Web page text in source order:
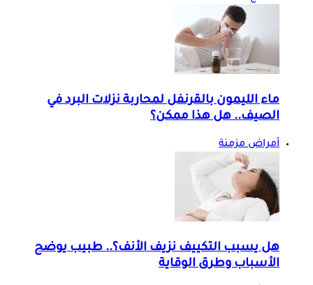
ماء الليمون بالقرنفل لمحاربة نزلات البرد في
الصيف.. هل هذا ممكن؟
أمراض مزمنة
هل يسبب التكييف نزيف الأنف؟.. طبيب يوضح
الأسباب وطرق الوقاية